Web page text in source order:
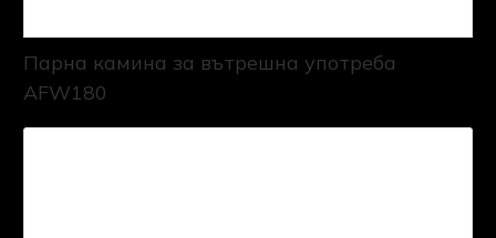
Парна камина за вътрешна употреба
AFW180